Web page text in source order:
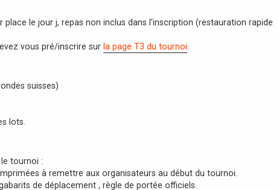
place le jour j, repas non inclus dans l'inscription (restauration rapide
vous pré/inscrire sur la page T3 du tournoi
suisses)
lots.
tournoi :
à remettre aux organisateurs au début du tournoi.
de déplacement , règle de portée officiels.